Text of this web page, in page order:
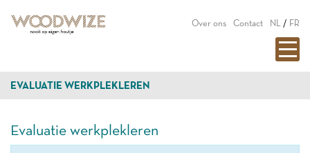
Over ons Contact NL / FR
EVALUATIE WERKPLEKLEREN
Evaluatie werkplekleren